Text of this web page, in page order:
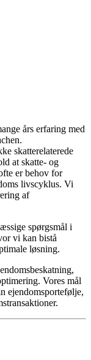
års erfaring med
skatterelaterede
at skatte- og
er behov for
livscyklus. Vi
af
spørgsmål i
vi kan bistå
løsning.
Vores mål
ejendomsportefølje,